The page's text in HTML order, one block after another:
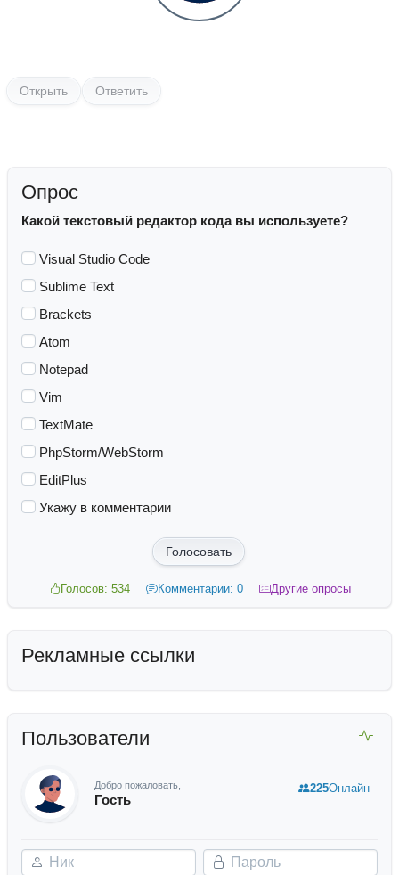
Открыть Ответить
Опрос
Какой текстовый редактор кода вы используете?
Visual Studio Code
Sublime Text
Brackets
Atom
Notepad
Vim
TextMate
PhpStorm/WebStorm
EditPlus
Укажу в комментарии
Голосовать
Голосов: 534 Комментарии: 0 Другие опросы
Рекламные ссылки
Пользователи
Добро пожаловать,
Гость
Ник Пароль
225Онлайн